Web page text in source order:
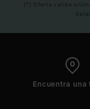
(*) Oferta valida
Encuentra una